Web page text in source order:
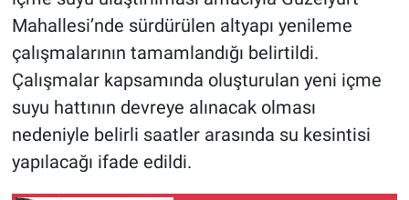
Mahallesi’nde sürdürülen altyapı yenileme
çalışmalarının tamamlandığı belirtildi.
Çalışmalar kapsamında oluşturulan yeni içme
suyu hattının devreye alınacak olması
nedeniyle belirli saatler arasında su kesintisi
yapılacağı ifade edildi.